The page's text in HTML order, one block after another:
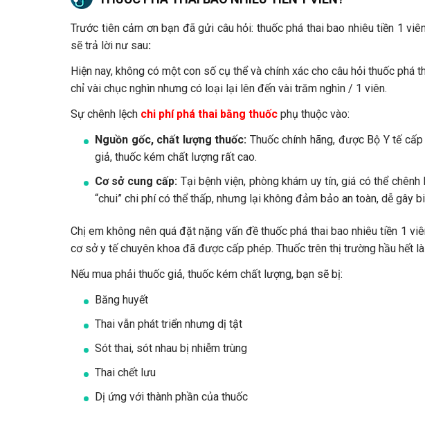
Trước tiên cảm ơn bạn đã gửi câu hỏi: thuốc phá thai bao nhiêu tiền 1
sẽ trả lời nư sau:
Hiện nay, không có một con số cụ thể và chính xác cho câu hỏi thuốc
chỉ vài chục nghìn nhưng có loại lại lên đến vài trăm nghìn / 1 viên.
Sự chênh lệch chi phí phá thai bằng thuốc phụ thuộc vào:
Nguồn gốc, chất lượng thuốc: Thuốc chính hãng, được Bộ Y tế
giả, thuốc kém chất lượng rất cao.
Cơ sở cung cấp: Tại bệnh viện, phòng khám uy tín, giá có thể
“chui” chi phí có thể thấp, nhưng lại không đảm bảo an toàn, dễ gây
Chị em không nên quá đặt nặng vấn đề thuốc phá thai bao nhiêu tiền 1
cơ sở y tế chuyên khoa đã được cấp phép. Thuốc trên thị trường hầu hết
Nếu mua phải thuốc giả, thuốc kém chất lượng, bạn sẽ bị:
Băng huyết
Thai vẫn phát triển nhưng dị tật
Sót thai, sót nhau bị nhiễm trùng
Thai chết lưu
Dị ứng với thành phần của thuốc